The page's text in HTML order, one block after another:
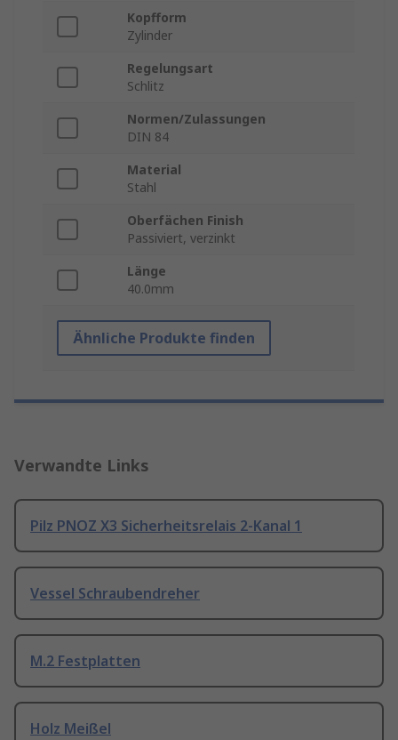
Kopfform
Zylinder
Regelungsart
Schlitz
Normen/Zulassungen
DIN 84
Material
Stahl
Oberfächen Finish
Passiviert, verzinkt
Länge
40.0mm
Ähnliche Produkte finden
Verwandte Links
Pilz PNOZ X3 Sicherheitsrelais 2-Kanal 1
Vessel Schraubendreher
M.2 Festplatten
Holz Meißel